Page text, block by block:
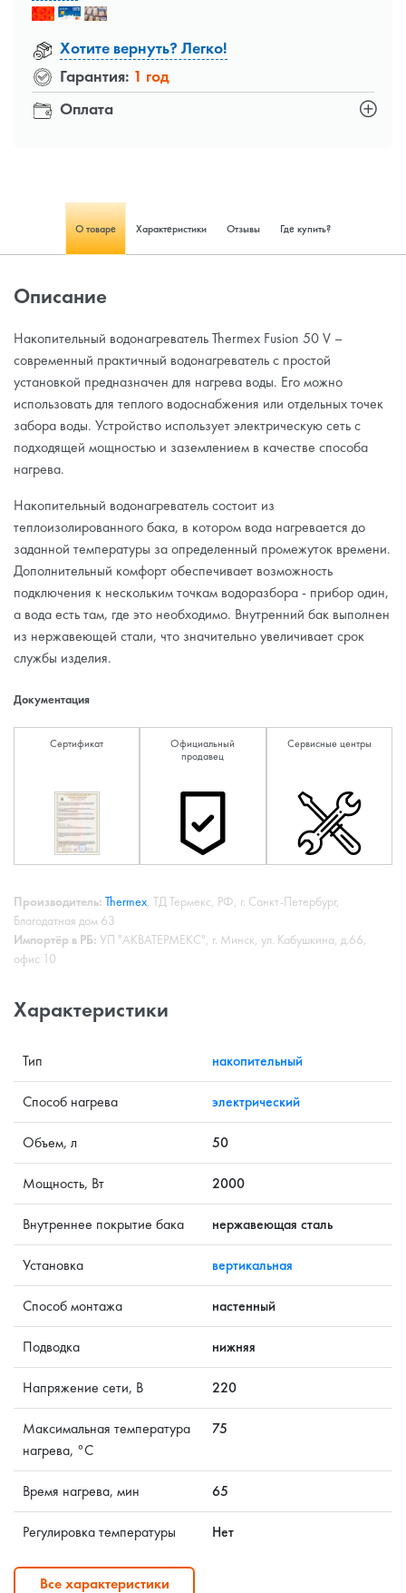
Оплата
Хотите вернуть? Легко!
Гарантия: 1 год
О товаре Характеристики Отзывы Где купить?
Описание
Накопительный водонагреватель Thermex Fusion 50 V –
современный практичный водонагреватель с простой
установкой предназначен для нагрева воды. Его можно
использовать для теплого водоснабжения или отдельных точек
забора воды. Устройство использует электрическую сеть с
подходящей мощностью и заземлением в качестве способа
нагрева.
Накопительный водонагреватель состоит из
теплоизолированного бака, в котором вода нагревается до
заданной температуры за определенный промежуток времени.
Дополнительный комфорт обеспечивает возможность
подключения к нескольким точкам водоразбора - прибор один,
а вода есть там, где это необходимо. Внутренний бак выполнен
из нержавеющей стали, что значительно увеличивает срок
службы изделия.
Документация
Сертификат
Официальный
продавец
Сервисные центры
Производитель: Thermex , ТД Термекс, РФ, г. Санкт-Петербург,
Благодатная дом 63
Импортёр в РБ: УП "АКВАТЕРМЕКС", г. Минск, ул. Кабушкина, д.66,
офис 10
Характеристики
Тип накопительный
Способ нагрева электрический
Объем, л 50
Мощность, Вт 2000
Внутреннее покрытие бака нержавеющая сталь
Установка вертикальная
Способ монтажа настенный
Подводка нижняя
Напряжение сети, В 220
Максимальная температура
нагрева, °C
75
Время нагрева, мин 65
Регулировка температуры Нет
Все характеристики